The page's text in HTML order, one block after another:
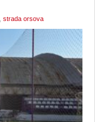
strada orsova